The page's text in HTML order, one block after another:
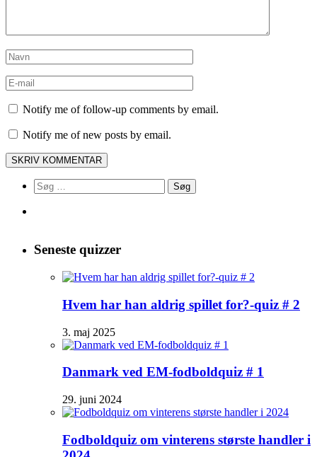
Notify me of follow-up comments by email.
Notify me of new posts by email.
Søg
efter:
Seneste quizzer
Hvem har han aldrig spillet for?-quiz # 2
3. maj 2025
Danmark ved EM-fodboldquiz # 1
29. juni 2024
Fodboldquiz om vinterens største handler i